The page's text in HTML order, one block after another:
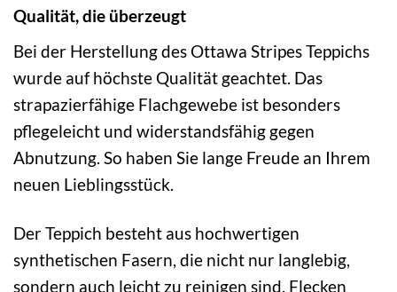
Qualität, die überzeugt
Bei der Herstellung des Ottawa Stripes Teppichs
wurde auf höchste Qualität geachtet. Das
strapazierfähige Flachgewebe ist besonders
pflegeleicht und widerstandsfähig gegen
Abnutzung. So haben Sie lange Freude an Ihrem
neuen Lieblingsstück.
Der Teppich besteht aus hochwertigen
synthetischen Fasern, die nicht nur langlebig,
sondern auch leicht zu reinigen sind. Flecken